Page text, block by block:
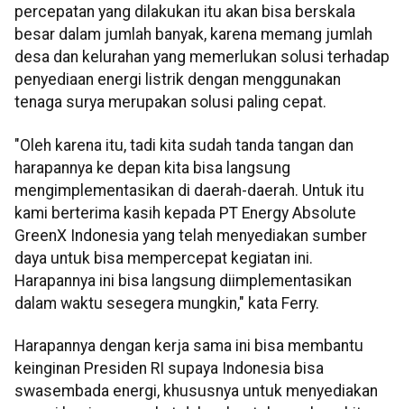
percepatan yang dilakukan itu akan bisa berskala
besar dalam jumlah banyak, karena memang jumlah
desa dan kelurahan yang memerlukan solusi terhadap
penyediaan energi listrik dengan menggunakan
tenaga surya merupakan solusi paling cepat.
"Oleh karena itu, tadi kita sudah tanda tangan dan
harapannya ke depan kita bisa langsung
mengimplementasikan di daerah-daerah. Untuk itu
kami berterima kasih kepada PT Energy Absolute
GreenX Indonesia yang telah menyediakan sumber
daya untuk bisa mempercepat kegiatan ini.
Harapannya ini bisa langsung diimplementasikan
dalam waktu sesegera mungkin," kata Ferry.
Harapannya dengan kerja sama ini bisa membantu
keinginan Presiden RI supaya Indonesia bisa
swasembada energi, khususnya untuk menyediakan